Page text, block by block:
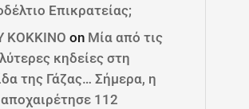
Επικρατείας;
ΚΟΚΚΙΝΟ on Μία από τις
κηδείες στη
της Γάζας… Σήμερα, η
112